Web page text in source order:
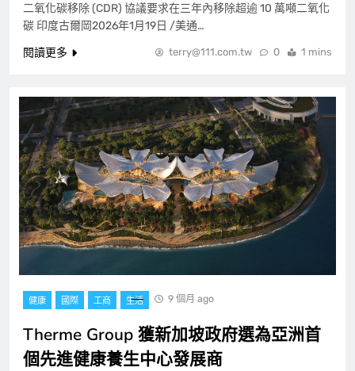
二氧化碳移除 (CDR) 協議要求在三年內移除超逾 10 萬噸二氧化
碳 印度古爾岡2026年1月19日 /美通…
閱讀更多
terry@111.com.tw 0 1 mins
健康 國際 工商 生活 9 個月 ago
Therme Group 獲新加坡政府選為亞洲首
個先進健康養生中心發展商